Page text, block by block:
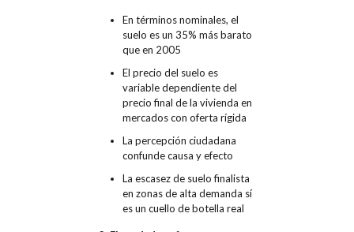
En términos nominales, el
suelo es un 35% más barato
que en 2005
El precio del suelo es
variable dependiente del
precio final de la vivienda en
mercados con oferta rígida
La percepción ciudadana
confunde causa y efecto
La escasez de suelo finalista
en zonas de alta demanda sí
es un cuello de botella real